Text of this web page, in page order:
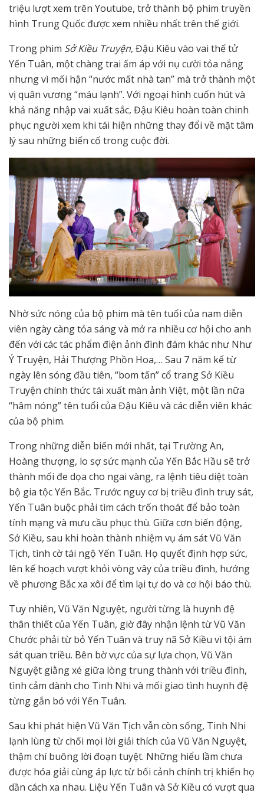
triệu lượt xem trên Youtube, trở thành bộ phim truyền
hình Trung Quốc được xem nhiều nhất trên thế giới.
Trong phim Sở Kiều Truyện, Đậu Kiêu vào vai thế tử
Yến Tuân, một chàng trai ấm áp với nụ cười tỏa nắng
nhưng vì mối hận “nước mất nhà tan” mà trở thành một
vị quân vương “máu lạnh”. Với ngoại hình cuốn hút và
khả năng nhập vai xuất sắc, Đậu Kiêu hoàn toàn chinh
phục người xem khi tái hiện những thay đổi về mặt tâm
lý sau những biến cố trong cuộc đời.
Nhờ sức nóng của bộ phim mà tên tuổi của nam diễn
viên ngày càng tỏa sáng và mở ra nhiều cơ hội cho anh
đến với các tác phẩm điện ảnh đình đám khác như Như
Ý Truyện, Hải Thượng Phồn Hoa,… Sau 7 năm kể từ
ngày lên sóng đầu tiên, “bom tấn” cổ trang Sở Kiều
Truyện chính thức tái xuất màn ảnh Việt, một lần nữa
“hâm nóng” tên tuổi của Đậu Kiêu và các diễn viên khác
của bộ phim.
Trong những diễn biến mới nhất, tại Trường An,
Hoàng thượng, lo sợ sức mạnh của Yến Bắc Hầu sẽ trở
thành mối đe dọa cho ngai vàng, ra lệnh tiêu diệt toàn
bộ gia tộc Yến Bắc. Trước nguy cơ bị triều đình truy sát,
Yến Tuân buộc phải tìm cách trốn thoát để bảo toàn
tính mạng và mưu cầu phục thù. Giữa cơn biến động,
Sở Kiều, sau khi hoàn thành nhiệm vụ ám sát Vũ Văn
Tịch, tình cờ tái ngộ Yến Tuân. Họ quyết định hợp sức,
lên kế hoạch vượt khỏi vòng vây của triều đình, hướng
về phương Bắc xa xôi để tìm lại tự do và cơ hội báo thù.
Tuy nhiên, Vũ Văn Nguyệt, người từng là huynh đệ
thân thiết của Yến Tuân, giờ đây nhận lệnh từ Vũ Văn
Chước phải từ bỏ Yến Tuân và truy nã Sở Kiều vì tội ám
sát quan triều. Bên bờ vực của sự lựa chọn, Vũ Văn
Nguyệt giằng xé giữa lòng trung thành với triều đình,
tình cảm dành cho Tinh Nhi và mối giao tình huynh đệ
từng gắn bó với Yến Tuân.
Sau khi phát hiện Vũ Văn Tịch vẫn còn sống, Tinh Nhi
lạnh lùng từ chối mọi lời giải thích của Vũ Văn Nguyệt,
thậm chí buông lời đoạn tuyệt. Những hiểu lầm chưa
được hóa giải cùng áp lực từ bối cảnh chính trị khiến họ
dần cách xa nhau. Liệu Yến Tuân và Sở Kiều có vượt qua